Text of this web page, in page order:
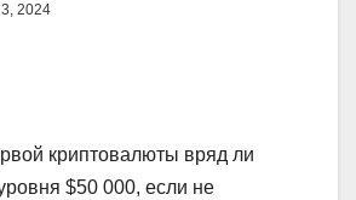
2024
криптовалюты вряд ли
$50 000, если не